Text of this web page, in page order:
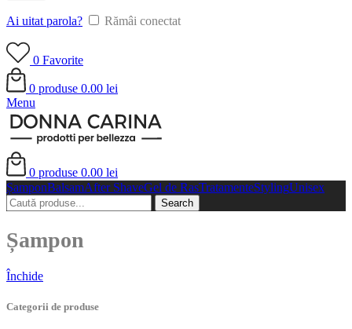
Ai uitat parola? Rămâi conectat
0 Favorite
0 produse 0.00 lei
Menu
0 produse 0.00 lei
ȘamponBalsamAfter ShaveGel de RasTratamenteStylingUnisex
Search
Șampon
Închide
Categorii de produse